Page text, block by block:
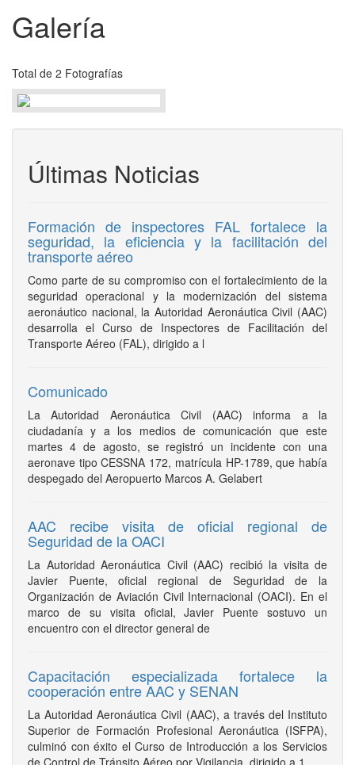
Galería
Total de 2 Fotografías
Últimas Noticias
Formación de inspectores FAL fortalece la
seguridad, la eficiencia y la facilitación del
transporte aéreo
Como parte de su compromiso con el fortalecimiento de la
seguridad operacional y la modernización del sistema
aeronáutico nacional, la Autoridad Aeronáutica Civil (AAC)
desarrolla el Curso de Inspectores de Facilitación del
Transporte Aéreo (FAL), dirigido a l
Comunicado
La Autoridad Aeronáutica Civil (AAC) informa a la
ciudadanía y a los medios de comunicación que este
martes 4 de agosto, se registró un incidente con una
aeronave tipo CESSNA 172, matrícula HP-1789, que había
despegado del Aeropuerto Marcos A. Gelabert
AAC recibe visita de oficial regional de
Seguridad de la OACI
La Autoridad Aeronáutica Civil (AAC) recibió la visita de
Javier Puente, oficial regional de Seguridad de la
Organización de Aviación Civil Internacional (OACI). En el
marco de su visita oficial, Javier Puente sostuvo un
encuentro con el director general de
Capacitación especializada fortalece la
cooperación entre AAC y SENAN
La Autoridad Aeronáutica Civil (AAC), a través del Instituto
Superior de Formación Profesional Aeronáutica (ISFPA),
culminó con éxito el Curso de Introducción a los Servicios
de Control de Tránsito Aéreo por Vigilancia, dirigido a 1